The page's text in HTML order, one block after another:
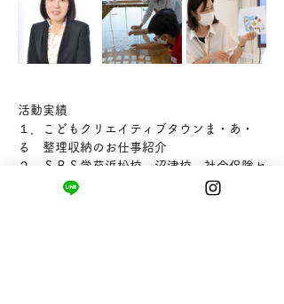
活動実績
１．こどもクリエイティブタウンま・あ・
る　整理収納のお仕事紹介
２．ＳＢＳ学苑浜松校、沼津校、社会保険セ
ンター浜松、リビングカルチャー静岡、朝日